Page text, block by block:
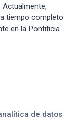
tiempo completo
en la Pontificia
de datos